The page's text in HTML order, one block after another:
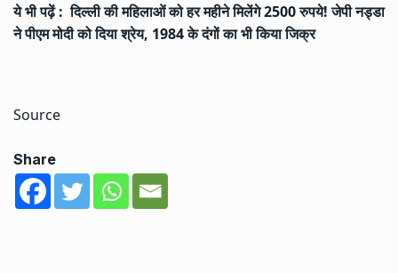
ये भी पढ़ें :दिल्ली की महिलाओं को हर महीने मिलेंगे 2500 रुपये! जेपी नड्डा
ने पीएम मोदी को दिया श्रेय, 1984 के दंगों का भी किया जिक्र
Source
Share